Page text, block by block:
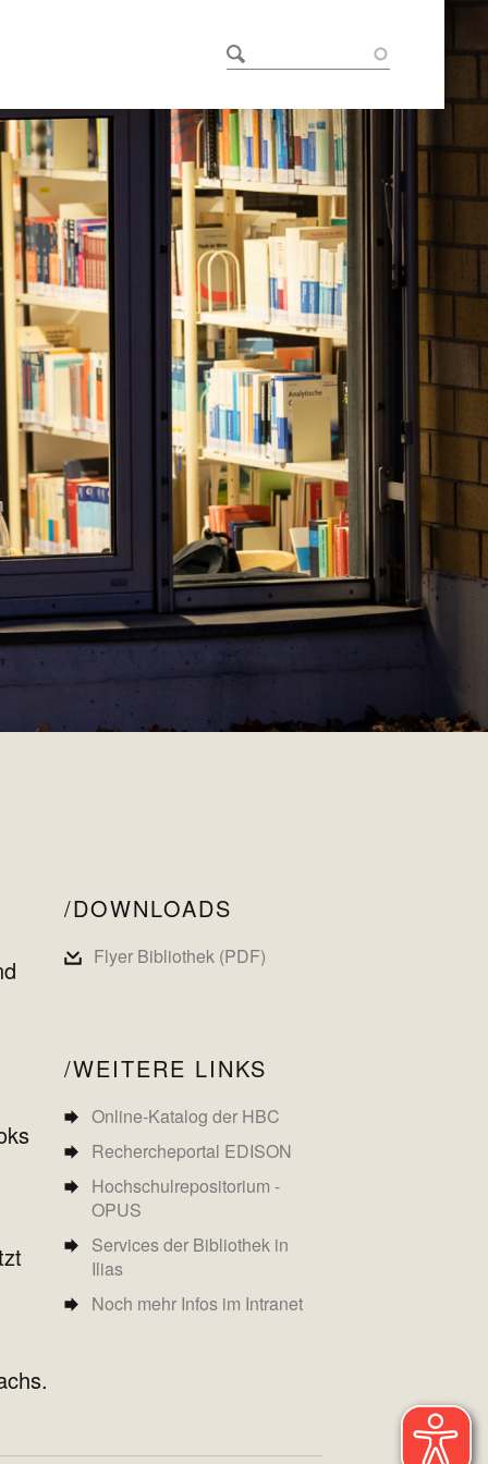
DOWNLOADS
Flyer Bibliothek (PDF)
WEITERE LINKS
Online-Katalog der HBC
Rechercheportal EDISON
Hochschulrepositorium -
OPUS
Services der Bibliothek in
Ilias
Noch mehr Infos im Intranet